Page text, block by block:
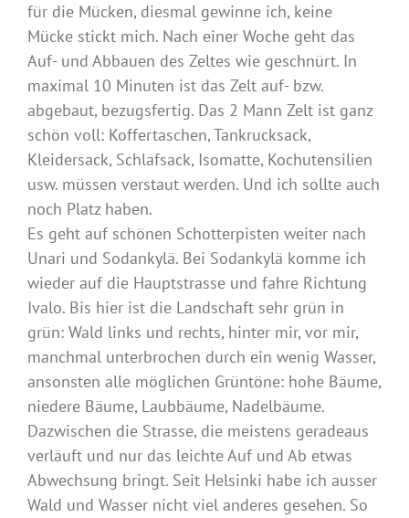
für die Mücken, diesmal gewinne ich, keine
Mücke stickt mich. Nach einer Woche geht das
Auf- und Abbauen des Zeltes wie geschnürt. In
maximal 10 Minuten ist das Zelt auf- bzw.
abgebaut, bezugsfertig. Das 2 Mann Zelt ist ganz
schön voll: Koffertaschen, Tankrucksack,
Kleidersack, Schlafsack, Isomatte, Kochutensilien
usw. müssen verstaut werden. Und ich sollte auch
noch Platz haben.
Es geht auf schönen Schotterpisten weiter nach
Unari und Sodankylä. Bei Sodankylä komme ich
wieder auf die Hauptstrasse und fahre Richtung
Ivalo. Bis hier ist die Landschaft sehr grün in
grün: Wald links und rechts, hinter mir, vor mir,
manchmal unterbrochen durch ein wenig Wasser,
ansonsten alle möglichen Grüntöne: hohe Bäume,
niedere Bäume, Laubbäume, Nadelbäume.
Dazwischen die Strasse, die meistens geradeaus
verläuft und nur das leichte Auf und Ab etwas
Abwechsung bringt. Seit Helsinki habe ich ausser
Wald und Wasser nicht viel anderes gesehen. So